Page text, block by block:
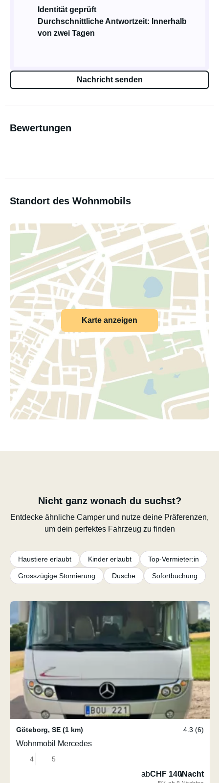
Identität geprüft
Durchschnittliche Antwortzeit: Innerhalb
von zwei Tagen
Nachricht senden
Bewertungen
Standort des Wohnmobils
Karte anzeigen
Nicht ganz wonach du suchst?
Entdecke ähnliche Camper und nutze deine Präferenzen,
um dein perfektes Fahrzeug zu finden
Haustiere erlaubt Kinder erlaubt Top-Vermieter:in
Grosszügige Stornierung Dusche Sofortbuchung
Göteborg, SE (1 km) 4.3 (6)
Wohnmobil Mercedes
4 5
abCHF 140/Nacht